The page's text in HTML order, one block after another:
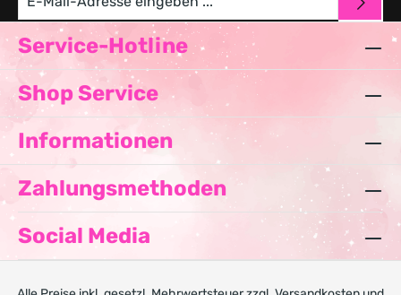
Service-Hotline
Shop Service
Informationen
Zahlungsmethoden
Social Media